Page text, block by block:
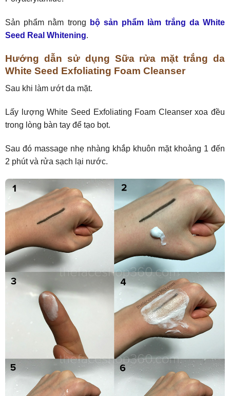
Sản phẩm nằm trong
bộ sản phẩm làm trắng da White
Seed Real Whitening.
Hướng dẫn sử dụng Sữa rửa mặt trắng da
White Seed Exfoliating Foam Cleanser
Sau khi làm ướt da mặt.
Lấy lượng White Seed Exfoliating Foam Cleanser xoa đều
trong lòng bàn tay để tạo bọt.
Sau đó massage nhẹ nhàng khắp khuôn mặt khoảng 1 đến
2 phút và rửa sạch lại nước.